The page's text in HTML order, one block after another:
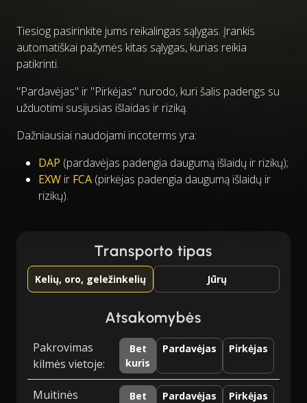
Tiesiog pasirinkite jums reikalingas sąlygas. Įrankis
automatiškai pažymės kitas sąlygas, kurias reikia
patikrinti.
"Pardavėjas" ir "Pirkėjas" nurodo, kuri šalis padengs su
užduotimi susijusias išlaidas ir riziką.
Dažniausiai naudojami incoterms yra:
DAP (pardavėjas padengia daugumą išlaidų ir rizikų);
EXW ir FCA (pirkėjas padengia daugumą išlaidų ir
rizikų).
Transporto tipas
Kelių, oro, geležinkelių Jūrų
Atsakomybės
Pakrovimas
kilmės vietoje:
Bet
kuris
Pardavėjas Pirkėjas
Muitinės
Bet
Pardavėjas Pirkėjas